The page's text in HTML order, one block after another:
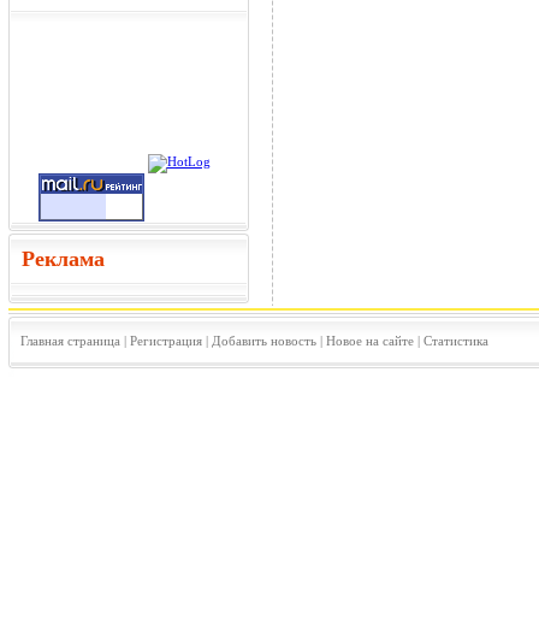
Реклама
Главная страница | Регистрация| Добавить новость| Новое на сайте| Статистика